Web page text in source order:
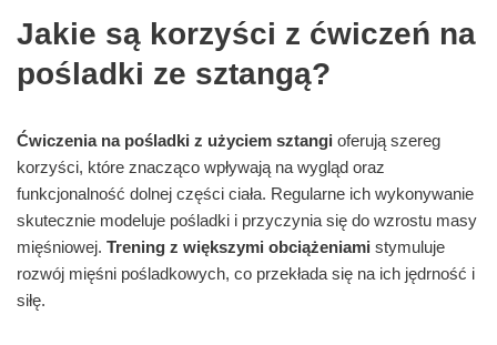
Jakie są korzyści z ćwiczeń na
pośladki ze sztangą?
Ćwiczenia na pośladki z użyciem sztangi oferują szereg
korzyści, które znacząco wpływają na wygląd oraz
funkcjonalność dolnej części ciała. Regularne ich wykonywanie
skutecznie modeluje pośladki i przyczynia się do wzrostu masy
mięśniowej. Trening z większymi obciążeniami stymuluje
rozwój mięśni pośladkowych, co przekłada się na ich jędrność i
siłę.